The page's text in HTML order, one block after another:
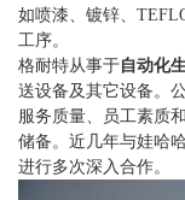
如喷漆、镀锌、
工序。
格耐特从事于自动化
送设备及其它设备。
服务质量、员工素质
储备。近几年与娃哈
进行多次深入合作。